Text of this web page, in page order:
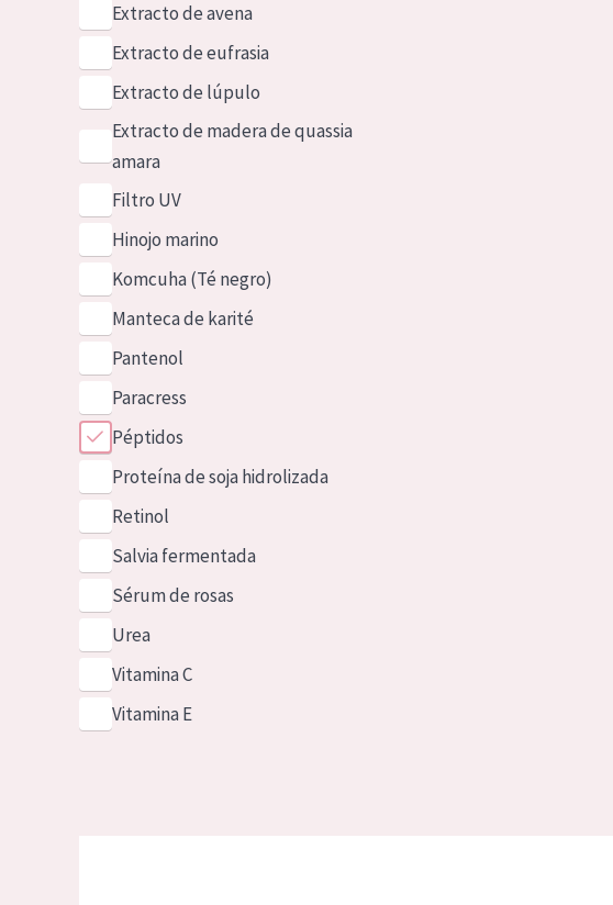
Extracto de avena
Extracto de eufrasia
Extracto de lúpulo
Extracto de madera de quassia
amara
Filtro UV
Hinojo marino
Komcuha (Té negro)
Manteca de karité
Pantenol
Paracress
Péptidos
Proteína de soja hidrolizada
Retinol
Salvia fermentada
Sérum de rosas
Urea
Vitamina C
Vitamina E